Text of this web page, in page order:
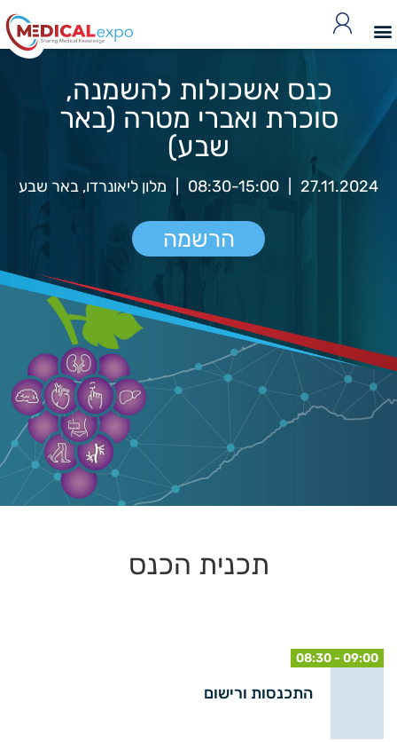
כנס אשכולות להשמנה,
סוכרת ואברי מטרה (באר
שבע)
27.11.2024
08:30-15:00 מלון ליאונרדו, באר שבע
הרשמה
תכנית הכנס
08:30 - 09:00
התכנסות ורישום